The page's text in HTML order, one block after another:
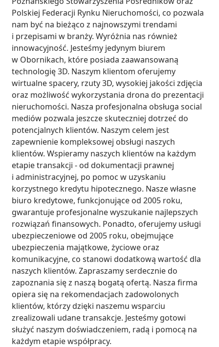
Polskiej Federacji Rynku Nieruchomości, co pozwala
nam być na bieżąco z najnowszymi trendami
i przepisami w branży. Wyróżnia nas również
innowacyjność. Jesteśmy jedynym biurem
w Obornikach, które posiada zaawansowaną
technologię 3D. Naszym klientom oferujemy
wirtualne spacery, rzuty 3D, wysokiej jakości zdjęcia
oraz możliwość wykorzystania drona do prezentacji
nieruchomości. Nasza profesjonalna obsługa social
mediów pozwala jeszcze skuteczniej dotrzeć do
potencjalnych klientów. Naszym celem jest
zapewnienie kompleksowej obsługi naszych
klientów. Wspieramy naszych klientów na każdym
etapie transakcji - od dokumentacji prawnej
i administracyjnej, po pomoc w uzyskaniu
korzystnego kredytu hipotecznego. Nasze własne
biuro kredytowe, funkcjonujące od 2005 roku,
gwarantuje profesjonalne wyszukanie najlepszych
rozwiązań finansowych. Ponadto, oferujemy usługi
ubezpieczeniowe od 2005 roku, obejmujące
ubezpieczenia majątkowe, życiowe oraz
komunikacyjne, co stanowi dodatkową wartość dla
naszych klientów. Zapraszamy serdecznie do
zapoznania się z naszą bogatą ofertą. Nasza firma
opiera się na rekomendacjach zadowolonych
klientów, którzy dzięki naszemu wsparciu
zrealizowali udane transakcje. Jesteśmy gotowi
służyć naszym doświadczeniem, radą i pomocą na
każdym etapie współpracy.